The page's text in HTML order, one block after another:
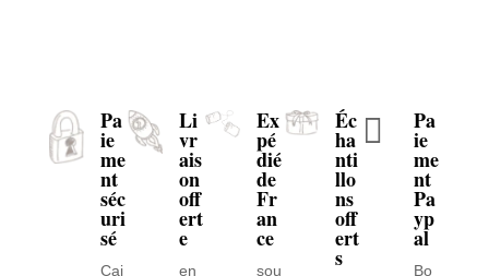
Pa
ie
me
nt
séc
uri
sé
Cai
Li
vr
ais
on
off
ert
e
en
Ex
pé
dié
de
Fr
an
ce
sou
Éc
ha
nti
llo
ns
off
ert
s
 Pa
ie
me
nt
Pa
yp
al
Bo